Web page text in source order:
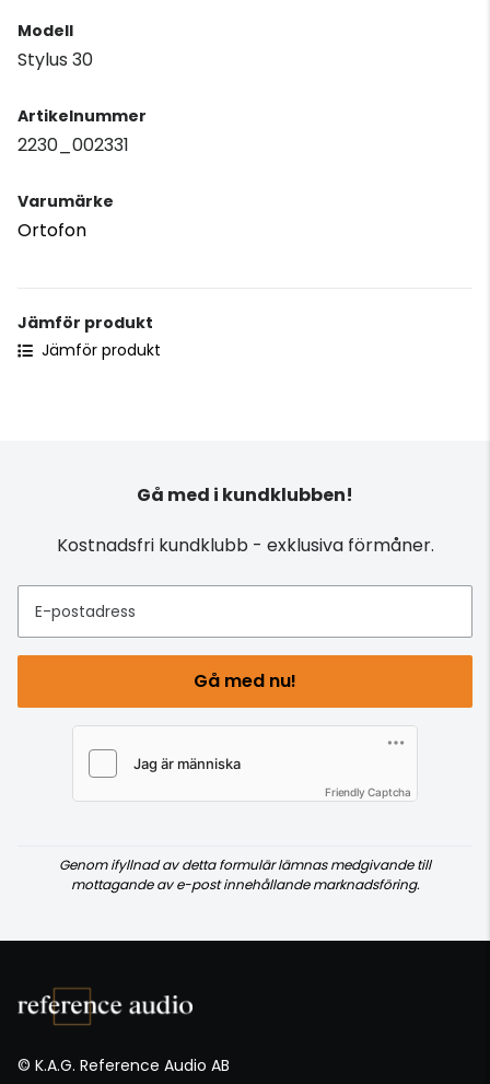
Modell
Stylus 30
Artikelnummer
2230_002331
Varumärke
Ortofon
Jämför produkt
Jämför produkt
Gå med i kundklubben!
Kostnadsfri kundklubb - exklusiva förmåner.
E-postadress
Gå med nu!
Friendly Captcha
Genom ifyllnad av detta formulär lämnas medgivande till
mottagande av e-post innehållande marknadsföring.
© K.A.G. Reference Audio AB